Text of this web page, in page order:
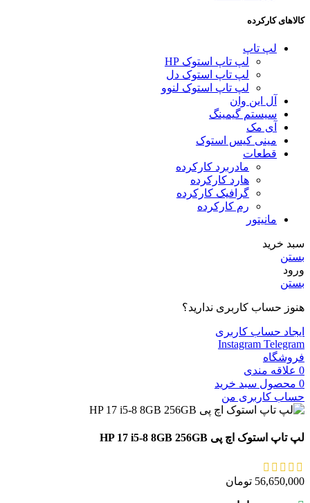
کالاهای کارکرده
لپ تاپ
لپ تاپ استوک HP
لپ تاپ استوک دل
لپ تاپ استوک لنوو
آل این وان
سیستم گیمینگ
آی مک
مینی کیس استوک
قطعات
مادربرد کارکرده
هارد کارکرده
گرافیک کارکرده
رم کارکرده
مانیتور
سبد خرید
بستن
ورود
بستن
هنوز حساب کاربری ندارید؟
ایجاد حساب کاربری
Instagram Telegram
فروشگاه
0 علاقه مندی
0 محصول سبد خرید
حساب کاربری من
لپ تاپ استوک اچ پی HP 17 i5-8 8GB 256GB
56,650,000 تومان